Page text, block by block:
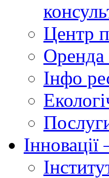
Центр
Оренда
Інфо
Інновації